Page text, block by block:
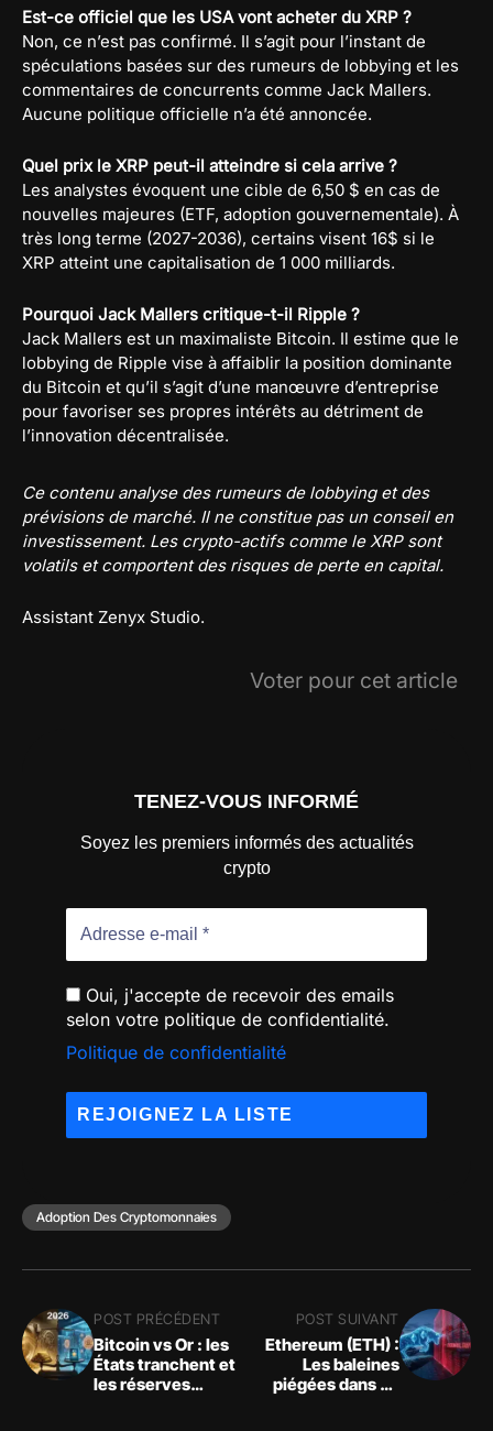
Est-ce officiel que les USA vont acheter du XRP ?
Non, ce n’est pas confirmé. Il s’agit pour l’instant de
spéculations basées sur des rumeurs de lobbying et les
commentaires de concurrents comme Jack Mallers.
Aucune politique officielle n’a été annoncée.
Quel prix le XRP peut-il atteindre si cela arrive ?
Les analystes évoquent une cible de 6,50 $ en cas de
nouvelles majeures (ETF, adoption gouvernementale). À
très long terme (2027-2036), certains visent 16$ si le
XRP atteint une capitalisation de 1 000 milliards.
Pourquoi Jack Mallers critique-t-il Ripple ?
Jack Mallers est un maximaliste Bitcoin. Il estime que le
lobbying de Ripple vise à affaiblir la position dominante
du Bitcoin et qu’il s’agit d’une manœuvre d’entreprise
pour favoriser ses propres intérêts au détriment de
l’innovation décentralisée.
Ce contenu analyse des rumeurs de lobbying et des
prévisions de marché. Il ne constitue pas un conseil en
investissement. Les crypto-actifs comme le XRP sont
volatils et comportent des risques de perte en capital.
Assistant Zenyx Studio.
Voter pour cet article
TENEZ-VOUS INFORMÉ
Soyez les premiers informés des actualités
crypto
Oui, j'accepte de recevoir des emails
selon votre politique de confidentialité.
Politique de confidentialité
Adoption Des Cryptomonnaies
POST PRÉCÉDENT
Bitcoin vs Or : les
États tranchent et
les réserves
POST SUIVANT
Ethereum (ETH) :
Les baleines
piégées dans un